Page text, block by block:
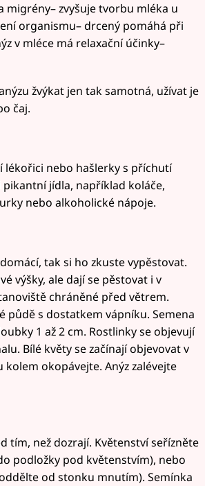
migrény– zvyšuje tvorbu mléka u
organismu– drcený pomáhá při
v mléce má relaxační účinky–
žvýkat jen tak samotná, užívat je
čaj.
lékořici nebo hašlerky s příchutí
jídla, například koláče,
nebo alkoholické nápoje.
tak si ho zkuste vypěstovat.
výšky, ale dají se pěstovat i v
chráněné před větrem.
půdě s dostatkem vápníku. Semena
1 až 2 cm. Rostlinky se objevují
Bílé květy se začínají objevovat v
okopávejte. Anýz zalévejte
tím, než dozrají. Květenství seřízněte
podložky pod květenstvím), nebo
od stonku mnutím). Semínka